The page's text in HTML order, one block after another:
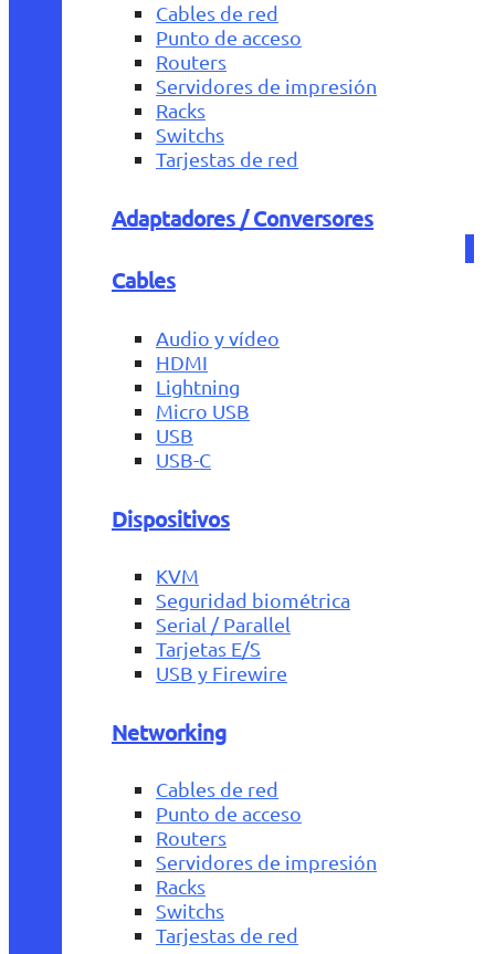
Cables de red
Punto de acceso
Routers
Servidores de impresión
Racks
Switchs
Tarjestas de red
Adaptadores / Conversores
Cables
Audio y vídeo
HDMI
Lightning
Micro USB
USB
USB-C
Dispositivos
KVM
Seguridad biométrica
Serial / Parallel
Tarjetas E/S
USB y Firewire
Networking
Cables de red
Punto de acceso
Routers
Servidores de impresión
Racks
Switchs
Tarjestas de red